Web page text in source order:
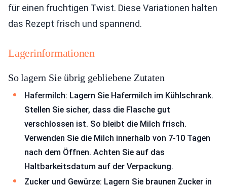
für einen fruchtigen Twist. Diese Variationen halten
das Rezept frisch und spannend.
Lagerinformationen
So lagern Sie übrig gebliebene Zutaten
Hafermilch: Lagern Sie Hafermilch im Kühlschrank.
Stellen Sie sicher, dass die Flasche gut
verschlossen ist. So bleibt die Milch frisch.
Verwenden Sie die Milch innerhalb von 7-10 Tagen
nach dem Öffnen. Achten Sie auf das
Haltbarkeitsdatum auf der Verpackung.
Zucker und Gewürze: Lagern Sie braunen Zucker in